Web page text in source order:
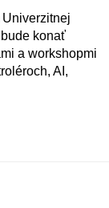
konať
a workshopmi
AI,